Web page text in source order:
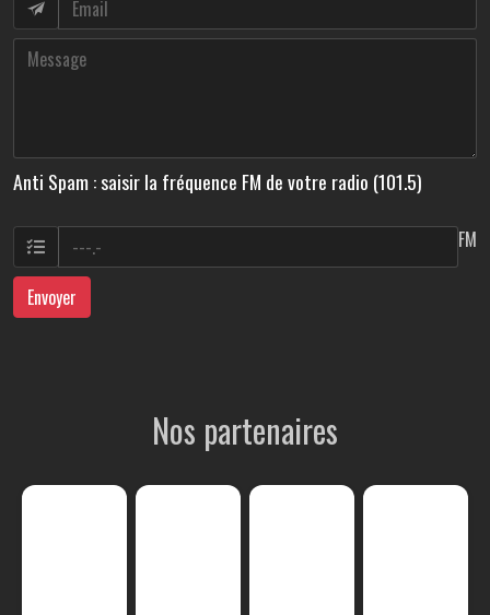
Anti Spam : saisir la fréquence FM de votre radio (101.5)
FM
Envoyer
Nos partenaires